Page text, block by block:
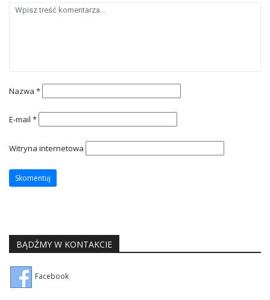
Nazwa *
E-mail *
Witryna internetowa
BĄDŹMY W KONTAKCIE
Facebook